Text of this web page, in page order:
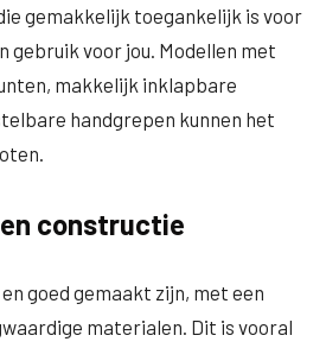
gemakkelijk toegankelijk is voor
gebruik voor jou. Modellen met
makkelijk inklapbare
handgrepen kunnen het
constructie
goed gemaakt zijn, met een
materialen. Dit is vooral